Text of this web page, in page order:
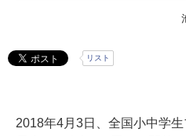
リスト
2018年4月3日、全国小中学